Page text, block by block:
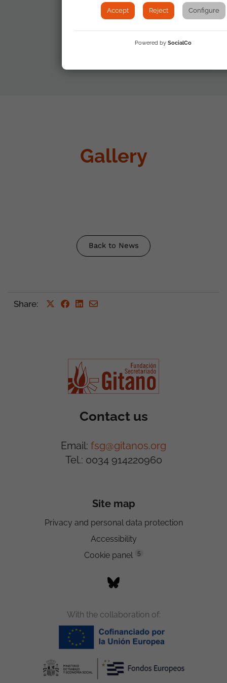
of the EU Strategy
for Roma
2010
Gallery
Back to News
Share:
Contact us
Email: fsg@gitanos.org
Tel.: 0034 914220960
Site map
Privacy and personal data protection
Accessibility
Cookie panel
5
With the collaboration of:
Accept Reject Configure
Powered by SocialCo